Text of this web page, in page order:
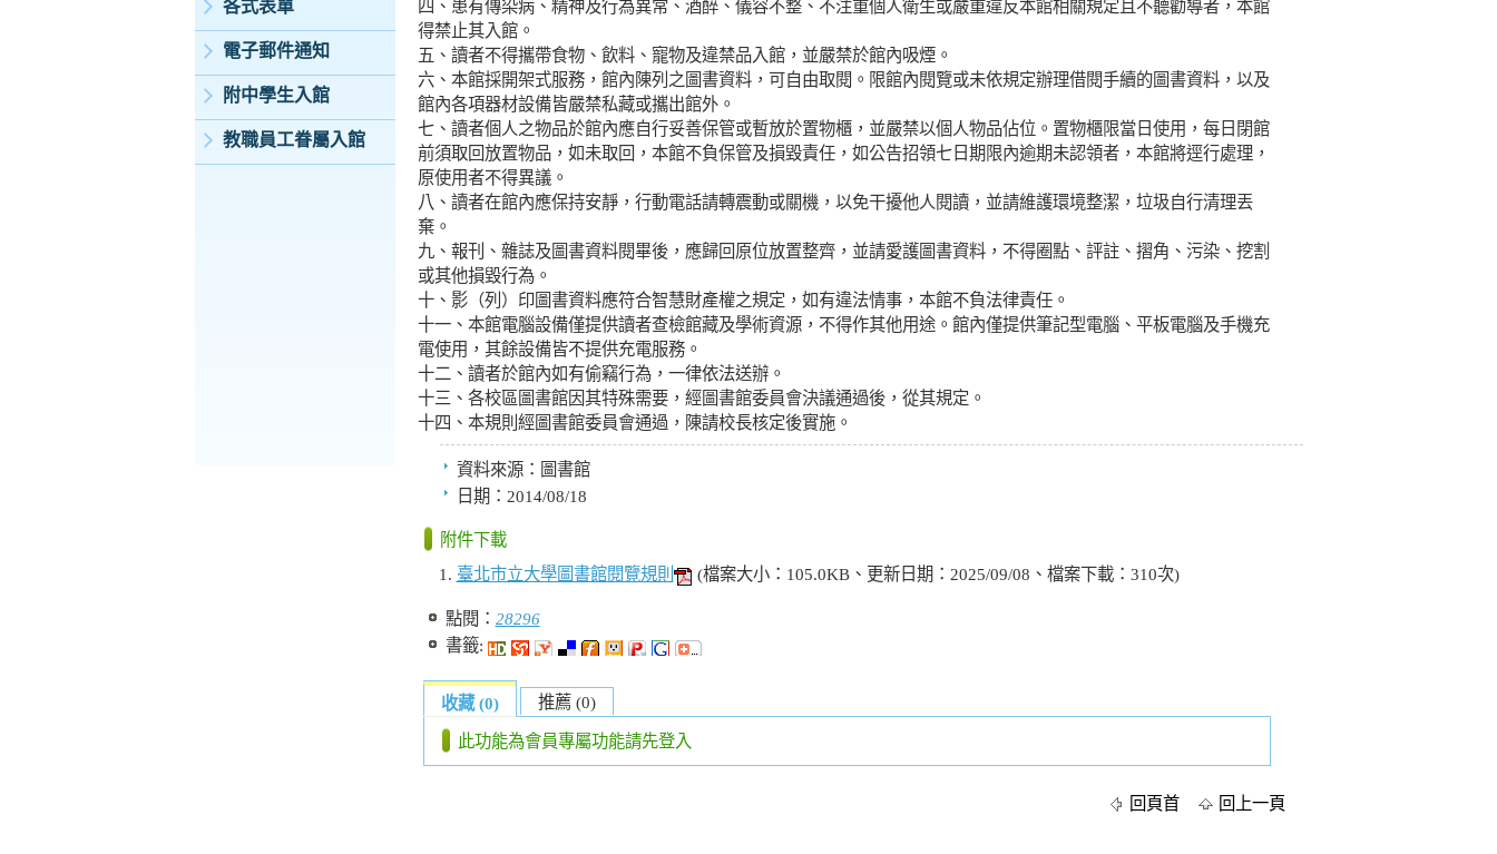
各式表單
電子郵件通知
附中學生入館
教職員工眷屬入館
四、患有傳染病、精神及行為異常、酒醉、儀容不整、不注重個人衛生或嚴重違反本館相關規定且不聽勸導者，本館
得禁止其入館。
五、讀者不得攜帶食物、飲料、寵物及違禁品入館，並嚴禁於館內吸煙。
六、本館採開架式服務，館內陳列之圖書資料，可自由取閱。限館內閱覽或未依規定辦理借閱手續的圖書資料，以及
館內各項器材設備皆嚴禁私藏或攜出館外。
七、讀者個人之物品於館內應自行妥善保管或暫放於置物櫃，並嚴禁以個人物品佔位。置物櫃限當日使用，每日閉館
前須取回放置物品，如未取回，本館不負保管及損毀責任，如公告招領七日期限內逾期未認領者，本館將逕行處理，
原使用者不得異議。
八、讀者在館內應保持安靜，行動電話請轉震動或關機，以免干擾他人閱讀，並請維護環境整潔，垃圾自行清理丟
棄。
九、報刊、雜誌及圖書資料閱畢後，應歸回原位放置整齊，並請愛護圖書資料，不得圈點、評註、摺角、污染、挖割
或其他損毀行為。
十、影（列）印圖書資料應符合智慧財產權之規定，如有違法情事，本館不負法律責任。
十一、本館電腦設備僅提供讀者查檢館藏及學術資源，不得作其他用途。館內僅提供筆記型電腦、平板電腦及手機充
電使用，其餘設備皆不提供充電服務。
十二、讀者於館內如有偷竊行為，一律依法送辦。
十三、各校區圖書館因其特殊需要，經圖書館委員會決議通過後，從其規定。
十四、本規則經圖書館委員會通過，陳請校長核定後實施。
資料來源： 圖書館
日期： 2014/08/18
附件下載
臺北市立大學圖書館閱覽規則
(檔案大小：105.0KB、更新日期：2025/09/08、檔案下載：310次)
點閱： 28296
書籤:
收藏 (0) 推薦 (0)
此功能為會員專屬功能請先登入
回頁首 回上一頁